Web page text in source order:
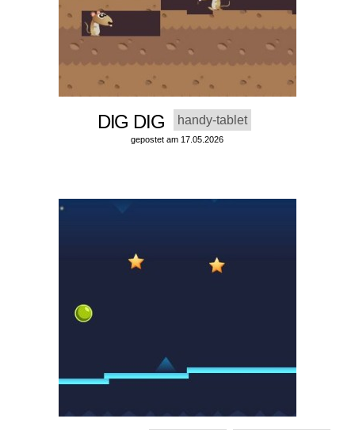
DIG DIG handy-tablet
gepostet am 17.05.2026